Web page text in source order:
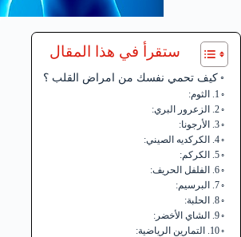
ستقرأ في هذا المقال
كيف تحمي نفسك من امراض القلب ؟
1. الثوم:
2. الزعرور البري:
3. الأرجونا:
4. الكركديه الصيني:
5. الكركم:
6. الفلفل الحريف:
7. البرسيم:
8. الحلبة:
9. الشاي الأخضر:
10. التمارين الرياضية: